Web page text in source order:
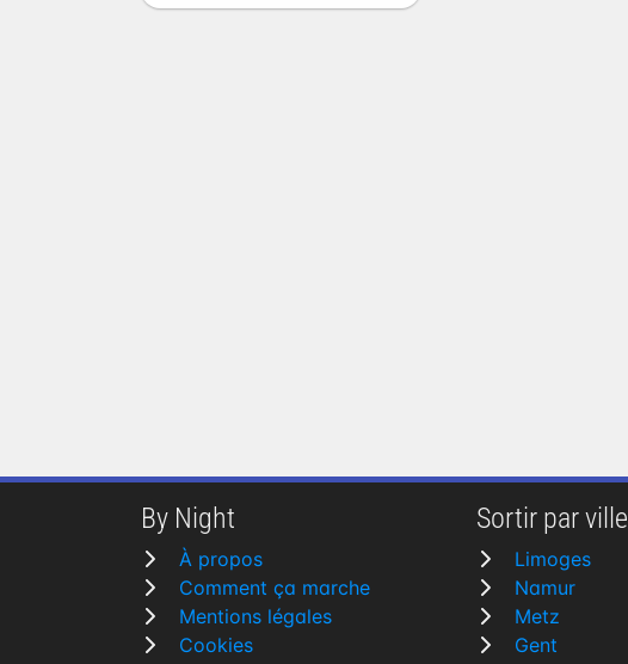
By Night
À propos
Comment ça marche
Mentions légales
Cookies
Sortir par ville
Limoges
Namur
Metz
Gent